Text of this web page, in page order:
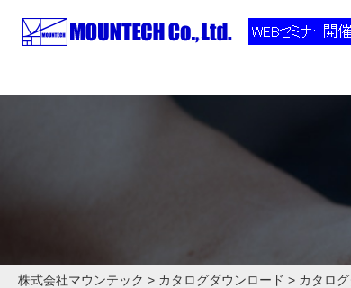
株式会社マウンテック > カタログダウンロード > カタロ